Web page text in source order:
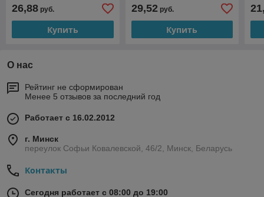
26,88 руб.
Купить
29,52руб.
Купить
О нас
Рейтинг не сформирован
Менее 5 отзывов за последний год
Работает с 16.02.2012
г. Минск
переулок Софьи Ковалевской, 46/2, Минск, Беларусь
Контакты
Сегодня работает с 08:00 до 19:00